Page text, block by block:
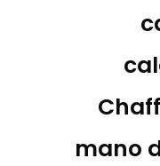
mano